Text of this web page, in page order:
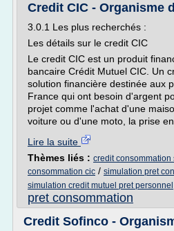
Credit CIC - Organisme
3.0.1 Les plus recherchés :
Les détails sur le credit CIC
Le credit CIC est un produit
bancaire Crédit Mutuel CIC. Un
solution financière destinée aux
France qui ont besoin d'argent
projet comme l'achat d'une
voiture ou d'une moto, la prise
Lire la suite
Thèmes liés : credit consommation
consommation cic / simulation pret
simulation credit mutuel pret personnel
pret consommation
Credit Sofinco -